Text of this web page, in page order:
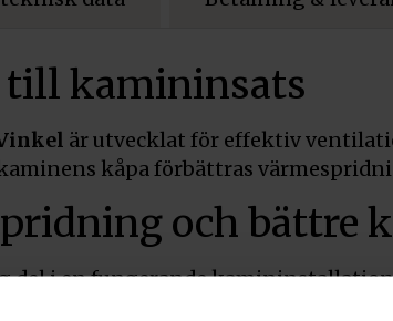
kamininsats
är utvecklat för effektiv
kåpa förbättras
och bättre
del i en fungerande
Detta ger både ökad komfort